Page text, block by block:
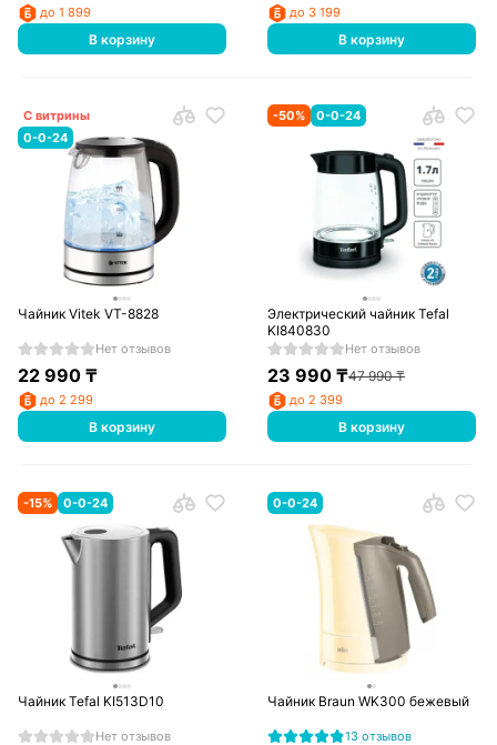
до 1 899
В корзину
до 3 199
В корзину
С витрины
0-0-24
Чайник Vitek VT-8828
Нет отзывов
22 990₸
до 2 299
В корзину
-50% 0-0-24
Электрический чайник Tefal
KI840830
Нет отзывов
23 990 ₸47 990₸
до 2 399
В корзину
-15% 0-0-24
Чайник Tefal KI513D10
Нет отзывов
0-0-24
Чайник Braun WK300 бежевый
13 отзывов